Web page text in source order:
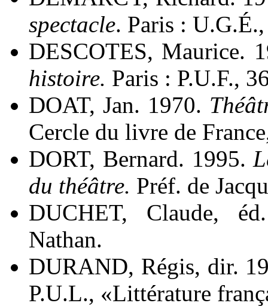
spectacle. Paris :
DESCOTES, Maurice.
histoire. Paris : P.U.F.,
DOAT, Jan. 1970.
Cercle du livre de
DORT, Bernard. 1995.
du théâtre. Préf. de
DUCHET, Claude,
Nathan.
DURAND, Régis, dir.
P.U.L., «Littérature